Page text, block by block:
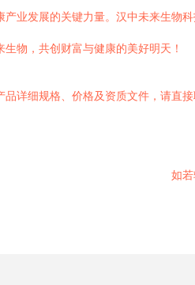
产业发展的关键力量。汉中未来生物
物，共创财富与健康的美好明天！
品详细规格、价格及资质文件，请直
如